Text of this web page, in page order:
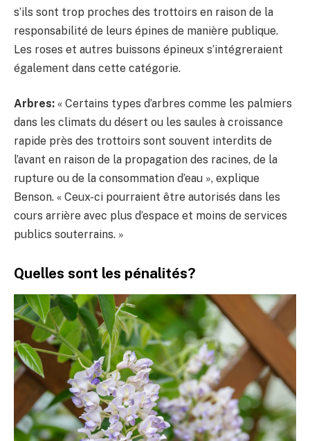
s’ils sont trop proches des trottoirs en raison de la
responsabilité de leurs épines de manière publique.
Les roses et autres buissons épineux s’intégreraient
également dans cette catégorie.
Arbres: « Certains types d’arbres comme les palmiers
dans les climats du désert ou les saules à croissance
rapide près des trottoirs sont souvent interdits de
l’avant en raison de la propagation des racines, de la
rupture ou de la consommation d’eau », explique
Benson. « Ceux-ci pourraient être autorisés dans les
cours arrière avec plus d’espace et moins de services
publics souterrains. »
Quelles sont les pénalités?